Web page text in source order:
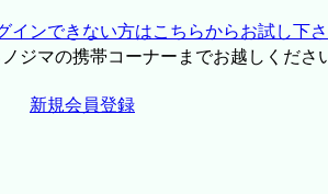
インできない方はこちらからお試し下
ジマの携帯コーナーまでお越しくださ
新規会員登録